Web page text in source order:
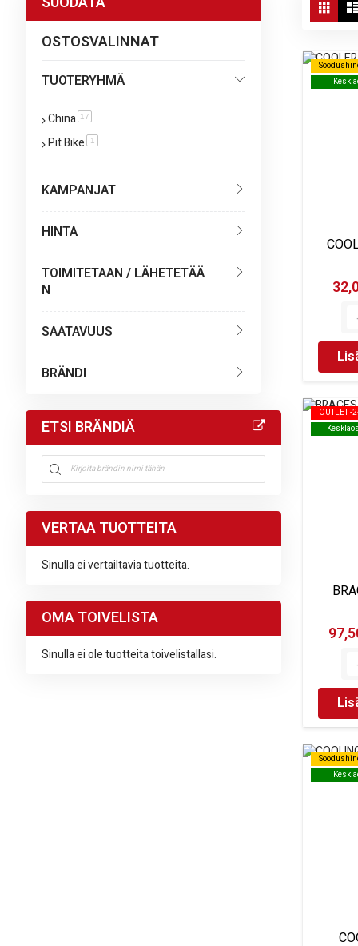
jäähdytystä.
as
OUTLET -
Kesklaos
OUTLET -
Kesklaos
OSTOSVALINNAT
TUOTERYHMÄ
China 17
Pit Bike 1
KAMPANJAT
HINTA
TOIMITETAAN / LÄHETETÄÄ
N
SAATAVUUS
BRÄNDI
ETSI BRÄNDIÄ
VERTAA TUOTTEITA
Sinulla ei vertailtavia tuotteita.
OMA TOIVELISTA
Sinulla ei ole tuotteita toivelistallasi.